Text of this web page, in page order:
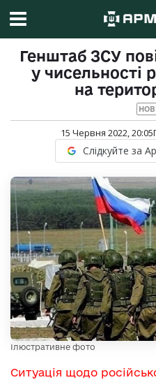
Генштаб ЗСУ
у чисельності
на
15 Червня 2022, 20:05
Слідкуйте за
Ілюстративне фото
Ситуація щодо